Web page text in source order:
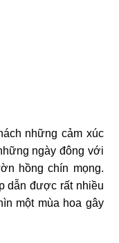
những cảm xúc
ngày đông với
hồng chín mọng.
dẫn được rất nhiều
một mùa hoa gây